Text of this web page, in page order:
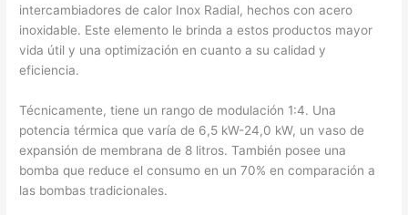
intercambiadores de calor Inox Radial, hechos con acero
inoxidable. Este elemento le brinda a estos productos mayor
vida útil y una optimización en cuanto a su calidad y
eficiencia.
Técnicamente, tiene un rango de modulación 1:4. Una
potencia térmica que varía de 6,5 kW-24,0 kW, un vaso de
expansión de membrana de 8 litros. También posee una
bomba que reduce el consumo en un 70% en comparación a
las bombas tradicionales.